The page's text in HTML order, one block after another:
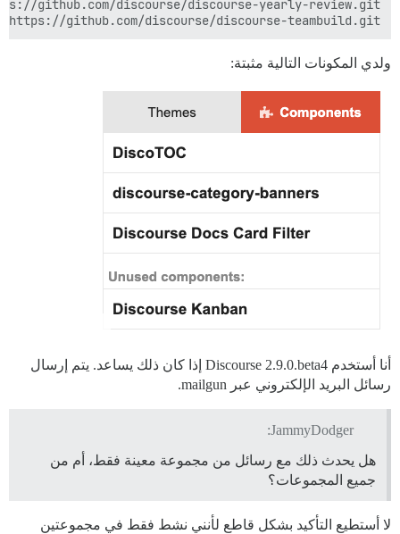
https://github.com/discourse/discourse-teambuild.git
ولدي المكونات التالية مثبتة:
أنا أستخدم Discourse 2.9.0.beta4 إذا كان ذلك يساعد. يتم إرسال
رسائل البريد الإلكتروني عبر mailgun.
JammyDodger:
هل يحدث ذلك مع رسائل من مجموعة معينة فقط، أم من
جميع المجموعات؟
لا أستطيع التأكيد بشكل قاطع لأنني نشط فقط في مجموعتين